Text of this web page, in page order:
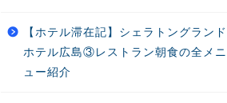
【ホテル滞在記】シェラトングランド
ホテル広島③レストラン朝食の全メニ
ュー紹介